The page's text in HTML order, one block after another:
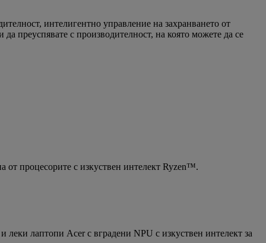
интелигентно управление на захранването от
да преуспявате с производителност, на която можете да се
от процесорите с изкуствен интелект Ryzen™.
лаптопи Acer с вградени NPU с изкуствен интелект за